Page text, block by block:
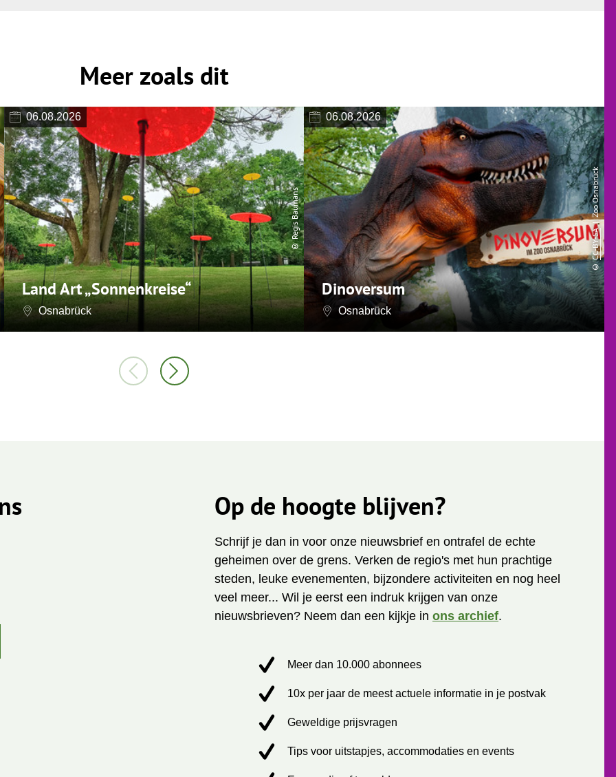
Meer zoals dit
06.08.2026
Land Art „Sonnenkreise“
Osnabrück
© Regis Baumans
06.08.2026
Dinoversum
Osnabrück
©
CC-BY-SA
| Zoo Osnabrück
Op de hoogte blijven?
Schrijf je dan in voor onze nieuwsbrief en ontrafel de echte
geheimen over de grens. Verken de regio's met hun prachtige
steden, leuke evenementen, bijzondere activiteiten en nog heel
veel meer... Wil je eerst een indruk krijgen van onze
nieuwsbrieven? Neem dan een kijkje in ons archief.
Meer dan 10.000 abonnees
10x per jaar de meest actuele informatie in je postvak
Geweldige prijsvragen
Tips voor uitstapjes, accommodaties en events